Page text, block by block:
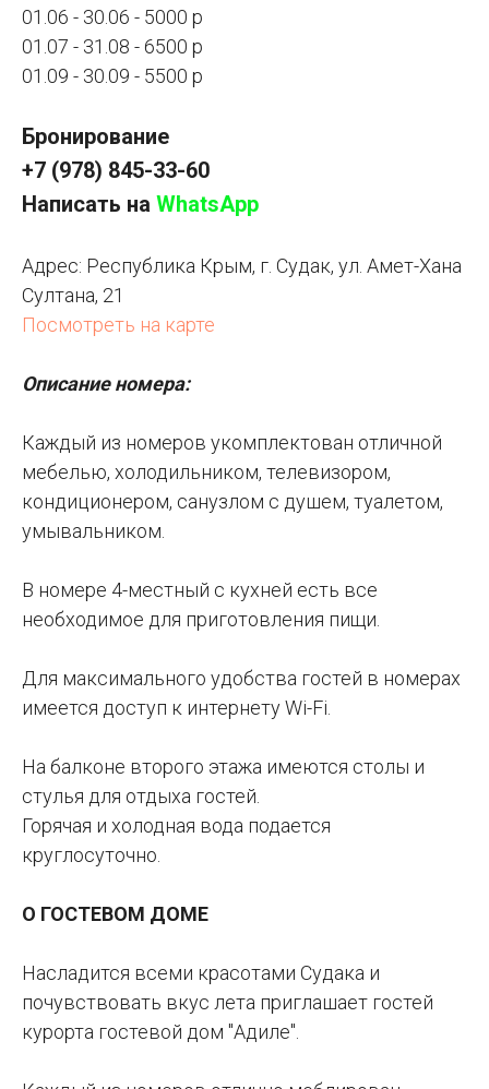
01.06 - 30.06 - 5000 р
01.07 - 31.08 - 6500 р
01.09 - 30.09 - 5500 р
Бронирование
+7 (978) 845-33-60
Написать на WhatsApp
Адрес: Республика Крым, г. Судак, ул. Амет-Хана
Султана, 21
Посмотреть на карте
Описание номера:
Каждый из номеров укомплектован отличной
мебелью, холодильником, телевизором,
кондиционером, санузлом с душем, туалетом,
умывальником.
В номере 4-местный с кухней есть все
необходимое для приготовления пищи.
Для максимального удобства гостей в номерах
имеется доступ к интернету Wi-Fi.
На балконе второго этажа имеются столы и
стулья для отдыха гостей.
Горячая и холодная вода подается
круглосуточно.
О ГОСТЕВОМ ДОМЕ
Насладится всеми красотами Судака и
почувствовать вкус лета приглашает гостей
курорта гостевой дом "Адиле".